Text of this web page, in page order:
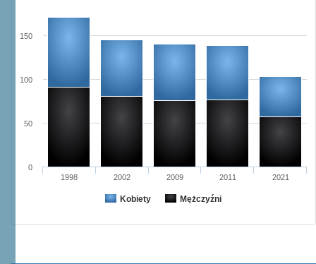
Kobiety Mężczyźni
1998 2002 2009 2011 2021
0
50
100
150